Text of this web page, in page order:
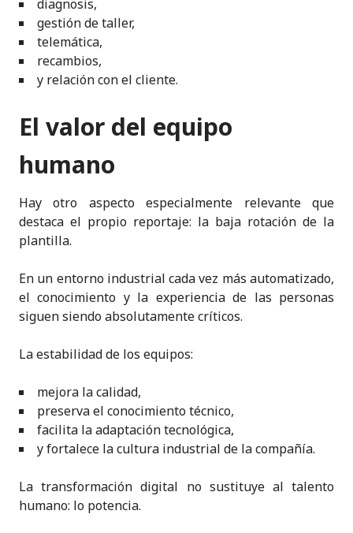
diagnosis,
gestión de taller,
telemática,
recambios,
y relación con el cliente.
El valor del equipo
humano
Hay otro aspecto especialmente relevante que
destaca el propio reportaje: la baja rotación de la
plantilla.
En un entorno industrial cada vez más automatizado,
el conocimiento y la experiencia de las personas
siguen siendo absolutamente críticos.
La estabilidad de los equipos:
mejora la calidad,
preserva el conocimiento técnico,
facilita la adaptación tecnológica,
y fortalece la cultura industrial de la compañía.
La transformación digital no sustituye al talento
humano: lo potencia.